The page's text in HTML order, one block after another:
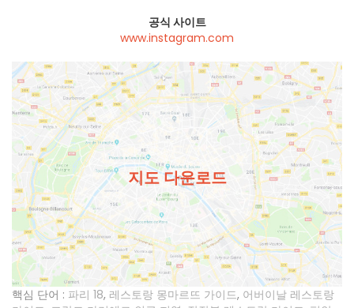
공식 사이트
www.instagram.com
지도 다운로드
핵심 단어 : 파리 18, 레스토랑 몽마르뜨 가이드, 어버이날 레스토랑